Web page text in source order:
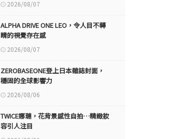
2026/08/07
ALPHA DRIVE ONE LEO，令人目不轉
睛的視覺存在感
2026/08/07
ZEROBASEONE登上日本雜誌封面，
穩固的全球影響力
2026/08/06
TWICE娜璉，花背景感性自拍…精緻妝
容引人注目